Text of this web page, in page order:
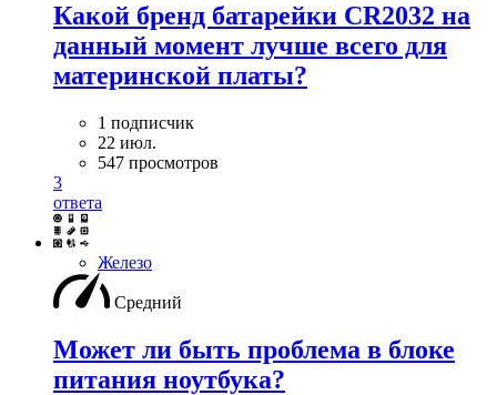
Какой бренд батарейки CR2032 на
данный момент лучше всего для
материнской платы?
1 подписчик
22 июл.
547 просмотров
3
ответа
Железо
Средний
Может ли быть проблема в блоке
питания ноутбука?